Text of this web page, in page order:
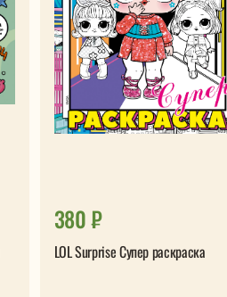
380 ₽
LOL Surprise Супер раскраска